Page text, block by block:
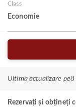
Class
Economie
Ultima actualizare pe8
Rezervați și obțineți